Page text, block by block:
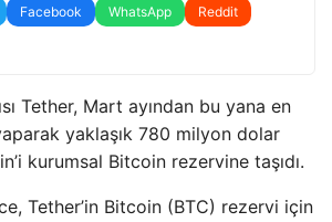
Facebook WhatsApp
Reddit
Tether, Mart ayından bu yana en
yaklaşık 780 milyon dolar
kurumsal Bitcoin rezervine taşıdı.
Tether’in Bitcoin (BTC) rezervi için